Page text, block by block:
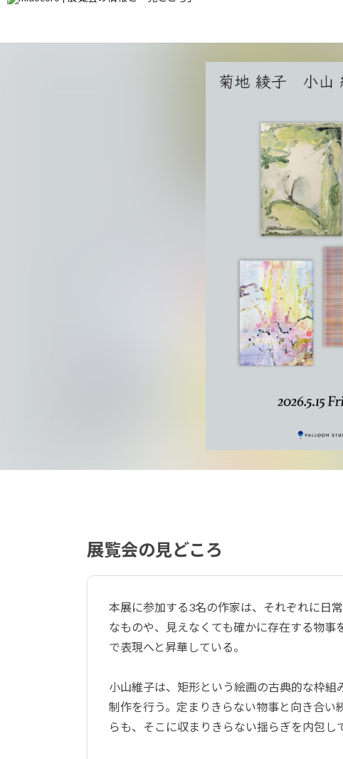
展覧会の見どころ
本展に参加する3名の作家は、それぞれに日
なものや、見えなくても確かに存在する物事
で表現へと昇華している。
小山維子は、矩形という絵画の古典的な枠組
制作を行う。定まりきらない物事と向き合
らも、そこに収まりきらない揺らぎを内包し